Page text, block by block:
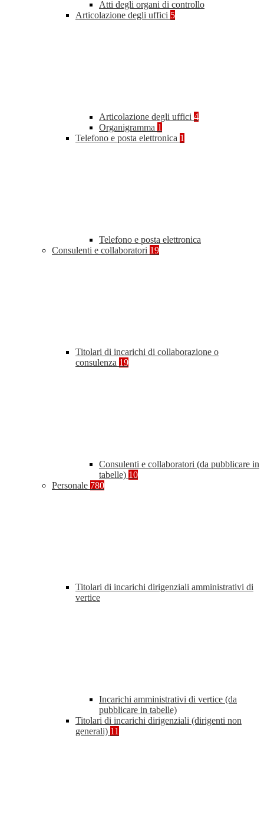
Atti degli organi di controllo
Articolazione degli uffici 5
Articolazione degli uffici 4
Organigramma 1
Telefono e posta elettronica 1
Telefono e posta elettronica
Consulenti e collaboratori 19
Titolari di incarichi di collaborazione o
consulenza 19
Consulenti e collaboratori (da pubblicare in
tabelle) 10
Personale 780
Titolari di incarichi dirigenziali amministrativi di
vertice
Incarichi amministrativi di vertice (da
pubblicare in tabelle)
Titolari di incarichi dirigenziali (dirigenti non
generali) 11